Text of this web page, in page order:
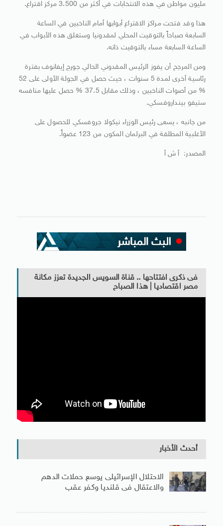
مليون مواطن في هذه الانتخابات في أكثر من 3.500 مركز اقتراع.
هذا وقد فتحت مراكز الاقتراع أبوابها أمام الناخبين في الساعة
السابعة صباحاً بالتوقيت المحلي لمقدونيا وستغلق هذه الأبواب في
الساعة السابعة مساء بالتوقيت ذاته.
ومن المرجح أن يفوز الرئيس المقدوني الحالي جورج إيفانوف بفترة
رئاسية أخرى لمدة 5 سنوات ، حيث حصل في الجولة الأولى على 52
% من أصوات الناخبين ، وذلك مقابل 37.5 % حصل عليها منافسه
ستيفو بينداروفسكي.
من جانبه ، يسعى رئيس الوزراء نيكولا جروفسكي للحصول على
الأغلبية المطلقة في البرلمان المكون من 123 عضواً.
المصدر: أ ش أ
فى ذكرى افتتاحها .. قناة السويس الجديدة تعزز مكانة
مصر اقتصاديا | هذا الصباح
أحدث الأخبار
الاحتلال الإسرائيلى يوسع حملات الدهم
والاعتقال فى قلنديا وكفر عقب